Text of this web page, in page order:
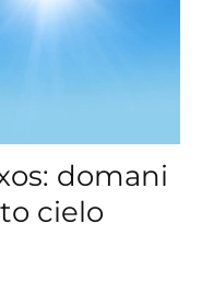
domani
cielo